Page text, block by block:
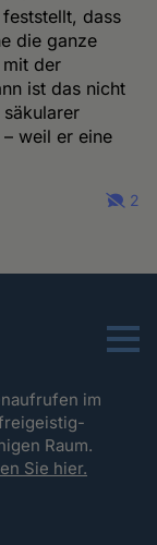
dass
die ganze
mit der
ist das nicht
weil er eine
2
Menu
im
Raum.
Sie hier.